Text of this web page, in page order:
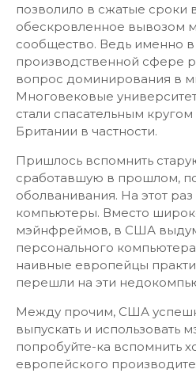
позволило в сжатые сроки
обескровленное вывозом
сообщество. Ведь именно в
производственной сфере
вопрос доминирования в
Многовековые
стали спасательным
Британии в частности.
Пришлось вспомнить
сработавшую в прошлом,
оболванивания. На этот
компьютеры. Вместо
мэйнфреймов, в США
персонального
наивные европейцы
перешли на эти
Между прочим, США
выпускать и использовать
попробуйте-ка вспомнить
европейского